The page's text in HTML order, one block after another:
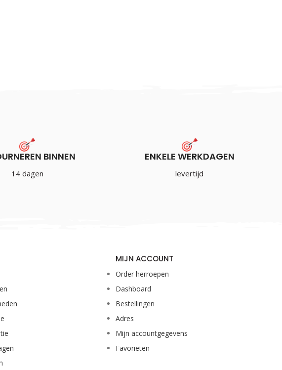
BINNEN
14 dagen
ENKELE WERKDAGEN
levertijd
MIJN ACCOUNT
Order herroepen
Dashboard
Bestellingen
Adres
Mijn accountgegevens
Favorieten